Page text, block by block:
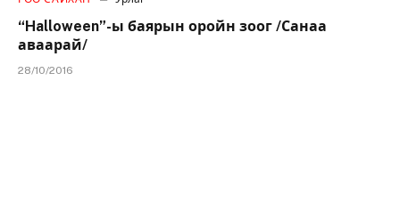
“Halloween”-ы баярын оройн зоог /Санаа
аваарай/
28/10/2016